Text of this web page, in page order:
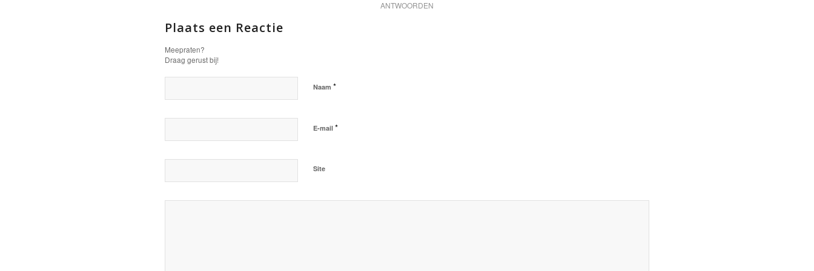
ANTWOORDEN
Plaats een Reactie
Meepraten?
Draag gerust bij!
Naam *
E-mail *
Site